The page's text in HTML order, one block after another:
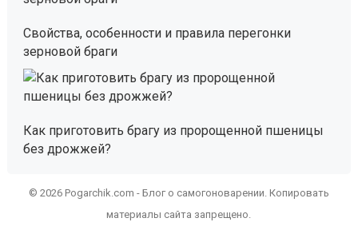
Свойства, особенности и правила перегонки
зерновой браги
Как приготовить брагу из пророщенной пшеницы
без дрожжей?
© 2026 Pogarchik.com - Блог о самогоноварении. Копировать
материалы сайта запрещено.